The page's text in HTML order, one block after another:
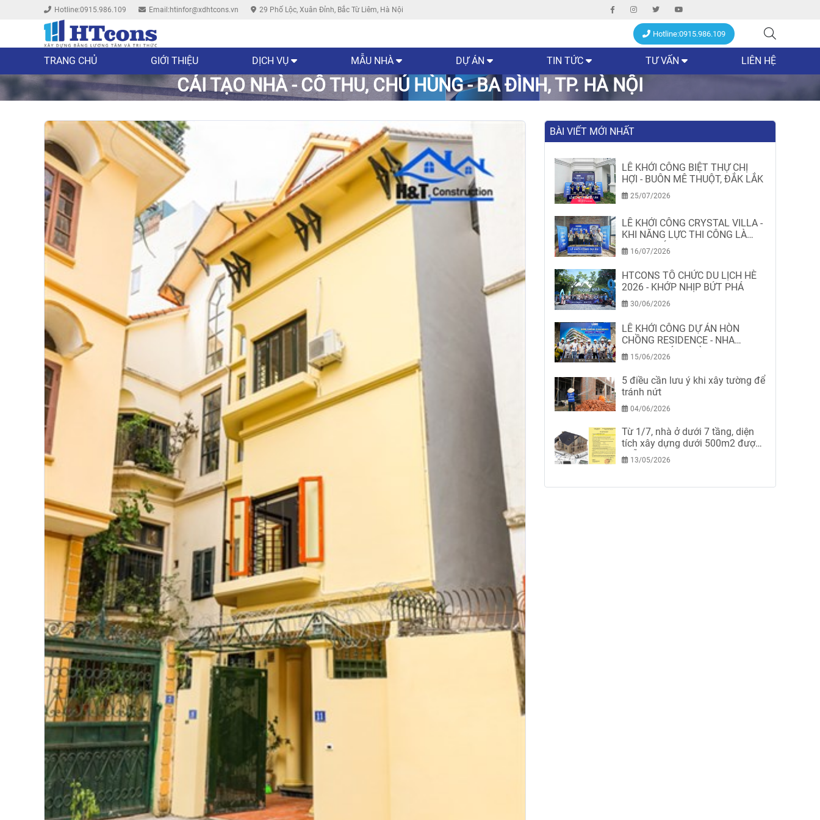
Hotline:0915.986.109 Email:htinfor@xdhtcons.vn 29 Phố Lộc, Xuân Đỉnh, Bắc Từ Liêm, Hà Nội
Hotline:0915.986.109
TRANG CHỦ GIỚI THIỆU DỊCH VỤ MẪU NHÀ DỰ ÁN TIN TỨC TƯ VẤN LIÊN HỆ
CẢI TẠO NHÀ - CÔ THU, CHÚ HÙNG - BA ĐÌNH, TP. HÀ NỘI
BÀI VIẾT MỚI NHẤT
LỄ KHỞI CÔNG BIỆT THỰ CHỊ
HỢI - BUÔN MÊ THUỘT, ĐẮK LẮK
25/07/2026
LỄ KHỞI CÔNG CRYSTAL VILLA -
KHI NĂNG LỰC THI CÔNG LÀ
MINH CHỨNG
16/07/2026
HTCONS TỔ CHỨC DU LỊCH HÈ
2026 - KHỚP NHỊP BỨT PHÁ
30/06/2026
LỄ KHỞI CÔNG DỰ ÁN HÒN
CHỒNG RESIDENCE - NHA
TRANG-KHÁNH HÒA
15/06/2026
5 điều cần lưu ý khi xây tường để
tránh nứt
04/06/2026
Từ 1/7, nhà ở dưới 7 tầng, diện
tích xây dựng dưới 500m2 được
miễn giấy phép xây dựng
13/05/2026